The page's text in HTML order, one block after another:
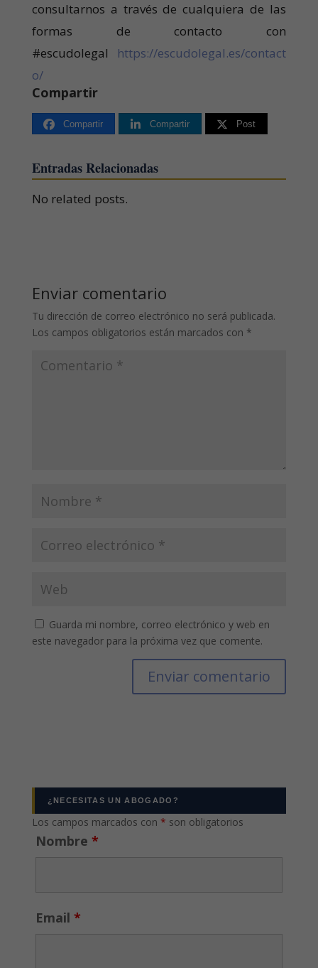
consultarnos a través de cualquiera de las
formas de contacto con
#escudolegal https://escudolegal.es/contact
o/
Compartir
Compartir Compartir Post
Entradas Relacionadas
No related posts.
Enviar comentario
Tu dirección de correo electrónico no será publicada.
Los campos obligatorios están marcados con *
Guarda mi nombre, correo electrónico y web en
este navegador para la próxima vez que comente.
¿NECESITAS UN ABOGADO?
Los campos marcados con * son obligatorios
Nombre *
Email *